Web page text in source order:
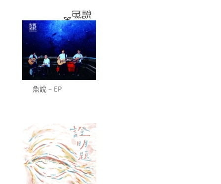
魚說 – EP